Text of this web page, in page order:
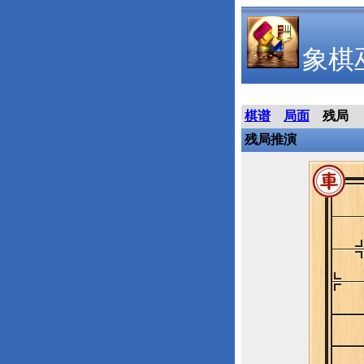
象棋
棋谱 局面
残局
残局推演